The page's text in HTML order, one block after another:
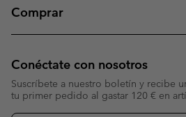
Comprar
Conéctate con nosotros
Suscríbete a nuestro boletín y recibe
tu primer pedido al gastar 120 € en